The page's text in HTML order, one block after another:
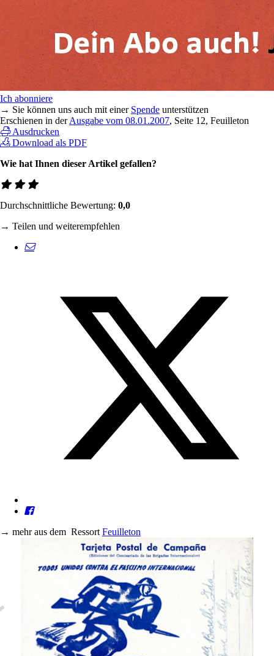
Ich abonniere
→ Sie können uns auch mit einer Spende unterstützen
Erschienen in derAusgabe vom 08.01.2007, Seite 12, Feuilleton
Ausdrucken
Download als PDF
Wie hat Ihnen dieser Artikel gefallen?
Durchschnittliche Bewertung: 0,0
→ Teilen und weiterempfehlen
→ mehr aus dem Ressort Feuilleton